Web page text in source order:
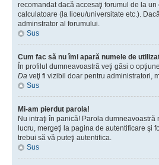
recomandat dacă accesaţi forumul de la
calculatoare (la liceu/universitate etc.).
adminstrator al forumului.
Sus
Cum fac să nu îmi apară numele de
În profilul dumneavoastră veţi găsi o
Da veţi fi vizibil doar pentru administratori,
Sus
Mi-am pierdut parola!
Nu intraţi în panică! Parola
lucru, mergeţi la pagina de autentificare şi
trebui să vă puteţi autentifica.
Sus